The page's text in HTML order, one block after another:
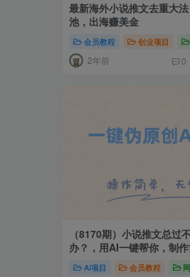
最新海外小说推文去重大
池，出海赚美金
会员教程 创业项目
2年前 0
（8170期）小说推文总过
办？，用AI一键帮你，制
现
AI项目 会员教程